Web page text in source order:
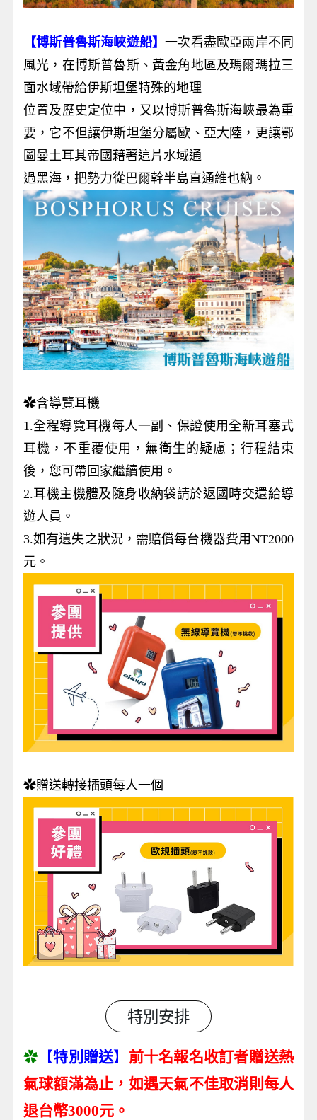
【博斯普魯斯海峽遊船】一次看盡歐亞兩岸不同
風光，在博斯普魯斯、黃金角地區及瑪爾瑪拉三
面水域帶給伊斯坦堡特殊的地理
位置及歷史定位中，又以博斯普魯斯海峽最為重
要，它不但讓伊斯坦堡分屬歐、亞大陸，更讓鄂
圖曼土耳其帝國藉著這片水域通
過黑海，把勢力從巴爾幹半島直通維也納。
✿含導覽耳機
1.全程導覽耳機每人一副、保證使用全新耳塞式
耳機，不重覆使用，無衛生的疑慮；行程結束
後，您可帶回家繼續使用。
2.耳機主機體及隨身收納袋請於返國時交還給導
遊人員。
3.如有遺失之狀況，需賠償每台機器費用NT2000
元。
✿贈送轉接插頭每人一個
特別安排
✿ 【特別贈送】 前十名報名收訂者贈送熱
氣球額滿為止 ， 如遇天氣不佳取消則每人
退台幣3000元。